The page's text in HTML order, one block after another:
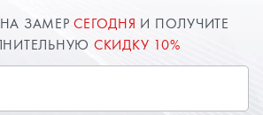
ЗАМЕРСЕГОДНЯ И ПОЛУЧИТЕ
СКИДКУ 10%